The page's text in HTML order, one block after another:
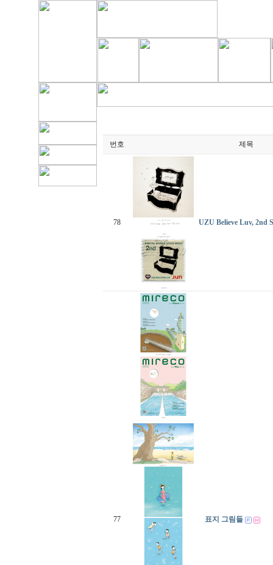
번호 제목
78 UZU Believe Luv, 2nd
77 표지 그림들